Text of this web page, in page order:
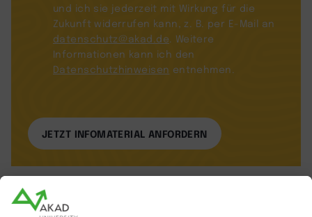
und ich sie jederzeit mit Wirkung für die
Zukunft widerrufen kann, z. B. per E-Mail an
datenschutz@akad.de . Weitere
Informationen kann ich den
Datenschutzhinweisen entnehmen.